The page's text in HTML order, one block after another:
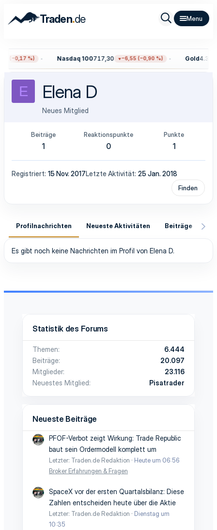
Traden.de
(−0,17 %) Nasdaq 100717,30 −6,55 (−0,90 %) Gold
E Elena D
Neues Mitglied
Beiträge
1
Reaktionspunkte
0
Punkte
1
Registriert 15 Nov. 2017Letzte Aktivität 25 Jan. 2018
Finden
Profilnachrichten Neueste Aktivitäten Beiträge
Es gibt noch keine Nachrichten im Profil von Elena D.
Statistik des Forums
Themen
6.444
Beiträge
20.097
Mitglieder
23.116
Neuestes Mitglied
Pisatrader
Neueste Beiträge
PFOF-Verbot zeigt Wirkung: Trade Republic
baut sein Ordermodell komplett um
Letzter: Traden.de Redaktion
Heute um 06:56
Broker Erfahrungen & Fragen
SpaceX vor der ersten Quartalsbilanz: Diese
Zahlen entscheiden heute über die Aktie
Letzter: Traden.de Redaktion
Dienstag um
10:35